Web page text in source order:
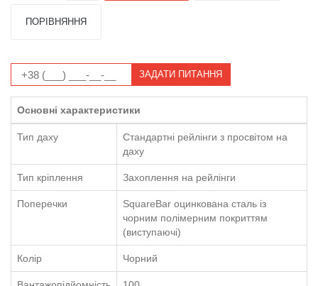
ПОРІВНЯННЯ
ЗАДАТИ ПИТАННЯ
Основні характеристики
Тип даху
Стандартні рейлінги з просвітом на
даху
Тип кріплення Захоплення на рейлінги
Поперечки
SquareBar оцинкована сталь із
чорним полімерним покриттям
(виступаючі)
Колір Чорний